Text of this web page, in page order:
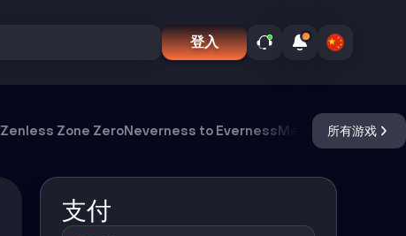
登入
Zenless Zone ZeroNeverness to EvernessMeccha所有游戏
支付